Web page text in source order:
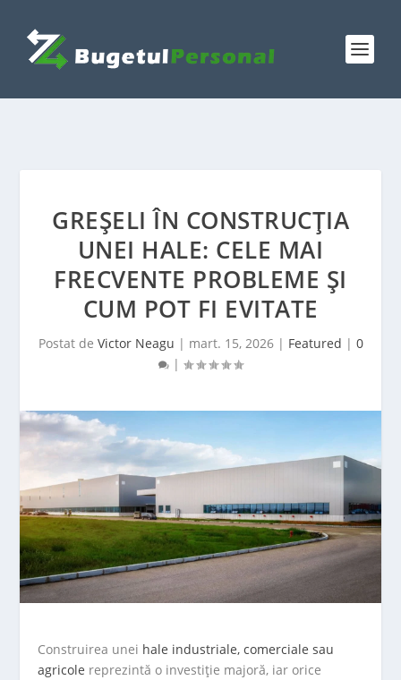
GREȘELI ÎN CONSTRUCȚIA
UNEI HALE: CELE MAI
FRECVENTE PROBLEME ȘI
CUM POT FI EVITATE
Postat de Victor Neagu | mart. 15, 2026| Featured | 0
|
Construirea unei hale industriale, comerciale sau
agricole reprezintă o investiție majoră, iar orice